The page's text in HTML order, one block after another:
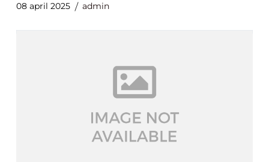
08 april 2025 admin